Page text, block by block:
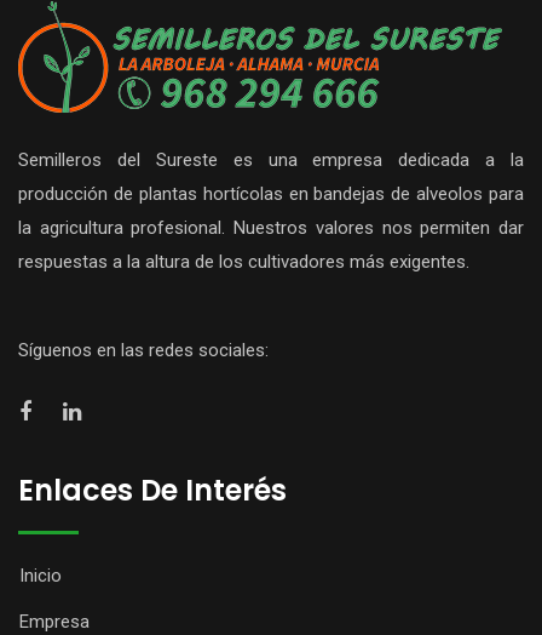
Semilleros del Sureste es una empresa dedicada a la
producción de plantas hortícolas en bandejas de alveolos para
la agricultura profesional. Nuestros valores nos permiten dar
respuestas a la altura de los cultivadores más exigentes.
Síguenos en las redes sociales:
Enlaces De Interés
Inicio
Empresa